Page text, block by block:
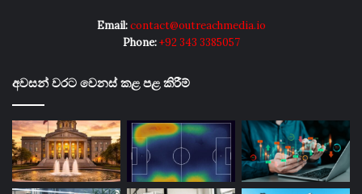
Email:contact@outreachmedia.io
Phone:+92 343 3385057
අවසන් වරට වෙනස් කළ පළ කිරීම්